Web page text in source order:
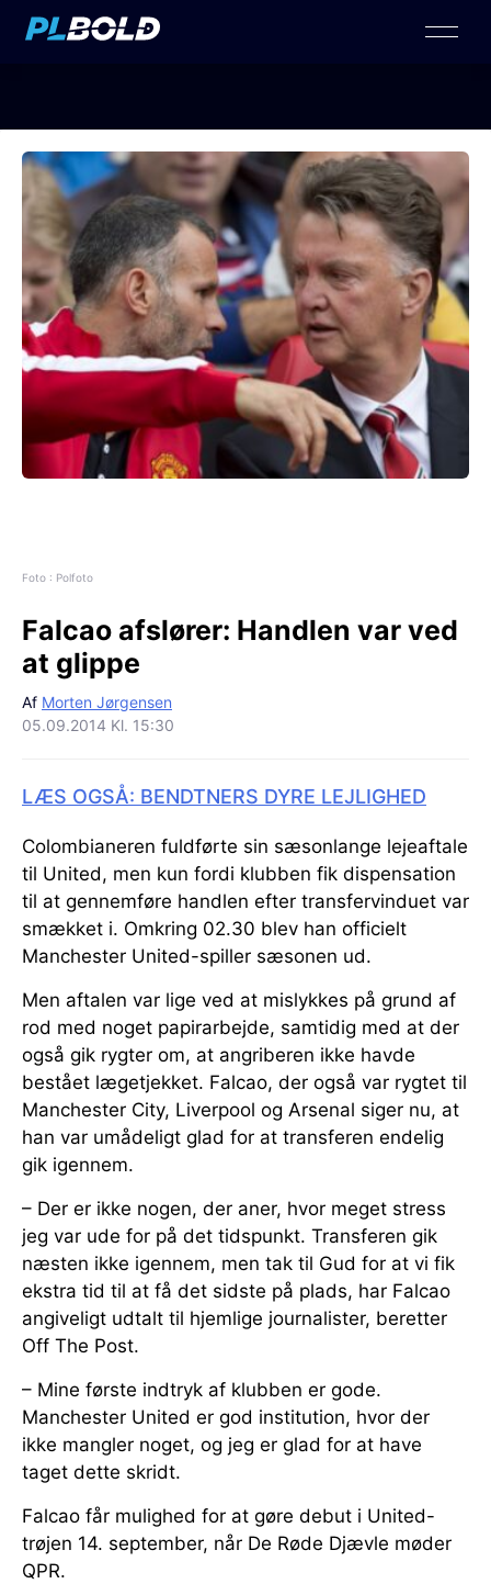
Foto : Polfoto
Falcao afslører: Handlen var ved
at glippe
Af Morten Jørgensen
05.09.2014 Kl. 15:30
LÆS OGSÅ: BENDTNERS DYRE LEJLIGHED
Colombianeren fuldførte sin sæsonlange lejeaftale
til United, men kun fordi klubben fik dispensation
til at gennemføre handlen efter transfervinduet var
smækket i. Omkring 02.30 blev han officielt
Manchester United-spiller sæsonen ud.
Men aftalen var lige ved at mislykkes på grund af
rod med noget papirarbejde, samtidig med at der
også gik rygter om, at angriberen ikke havde
bestået lægetjekket. Falcao, der også var rygtet til
Manchester City, Liverpool og Arsenal siger nu, at
han var umådeligt glad for at transferen endelig
gik igennem.
– Der er ikke nogen, der aner, hvor meget stress
jeg var ude for på det tidspunkt. Transferen gik
næsten ikke igennem, men tak til Gud for at vi fik
ekstra tid til at få det sidste på plads, har Falcao
angiveligt udtalt til hjemlige journalister, beretter
Off The Post.
– Mine første indtryk af klubben er gode.
Manchester United er god institution, hvor der
ikke mangler noget, og jeg er glad for at have
taget dette skridt.
Falcao får mulighed for at gøre debut i United-
trøjen 14. september, når De Røde Djævle møder
QPR.